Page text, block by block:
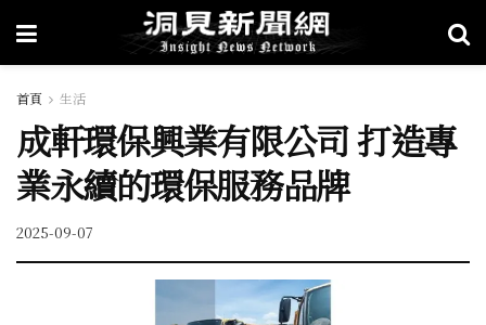
首頁 生活
成軒環保興業有限公司 打造專
業永續的環保服務品牌
2025-09-07